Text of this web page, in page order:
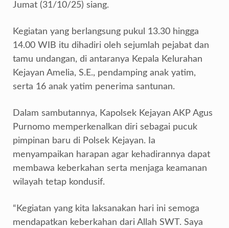
Jumat (31/10/25) siang.
Kegiatan yang berlangsung pukul 13.30 hingga
14.00 WIB itu dihadiri oleh sejumlah pejabat dan
tamu undangan, di antaranya Kepala Kelurahan
Kejayan Amelia, S.E., pendamping anak yatim,
serta 16 anak yatim penerima santunan.
Dalam sambutannya, Kapolsek Kejayan AKP Agus
Purnomo memperkenalkan diri sebagai pucuk
pimpinan baru di Polsek Kejayan. Ia
menyampaikan harapan agar kehadirannya dapat
membawa keberkahan serta menjaga keamanan
wilayah tetap kondusif.
“Kegiatan yang kita laksanakan hari ini semoga
mendapatkan keberkahan dari Allah SWT. Saya